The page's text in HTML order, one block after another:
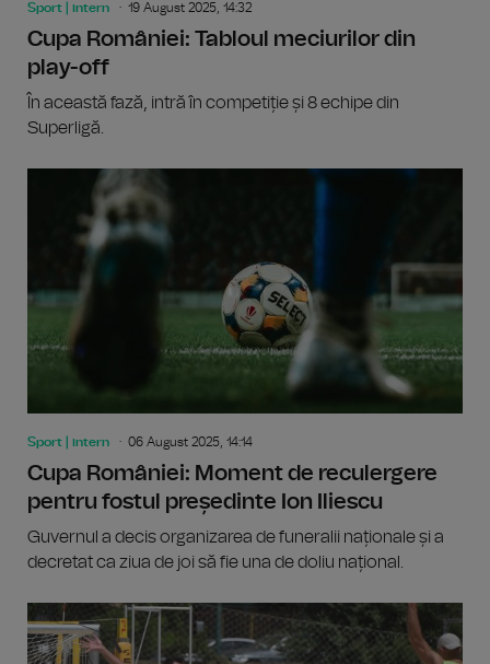
Sport | intern 19 August 2025, 14:32
Cupa României: Tabloul meciurilor din
play-off
În această fază, intră în competiție și 8 echipe din
Superligă.
Sport | intern 06 August 2025, 14:14
Cupa României: Moment de reculergere
pentru fostul președinte Ion Iliescu
Guvernul a decis organizarea de funeralii naționale și a
decretat ca ziua de joi să fie una de doliu național.